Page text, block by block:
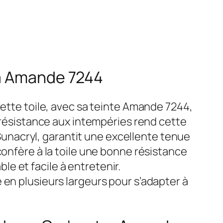
7244
toile, avec sa teinte Amande 7244,
aux intempéries rend cette
garantit une excellente tenue
à la toile une bonne résistance
et facile à entretenir.
plusieurs largeurs pour s’adapter à